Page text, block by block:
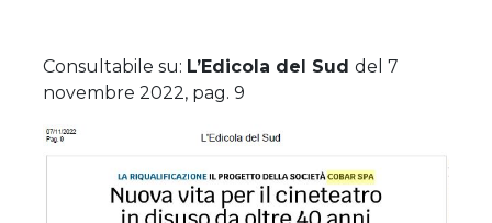
Consultabile su: L’Edicola del Sud del 7
novembre 2022, pag. 9